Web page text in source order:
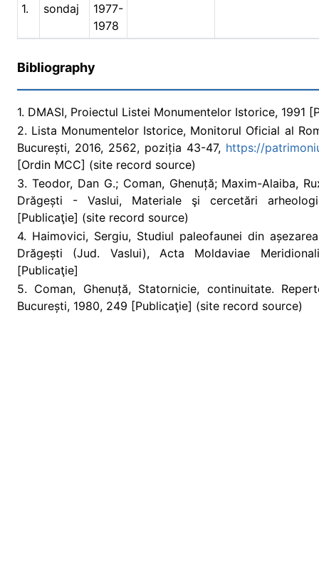
1. sondaj
1977-
1978
Bibliography
1. DMASI, Proiectul Listei Monumentelor Istorice, 1991
2. Lista Monumentelor Istorice, Monitorul Oficial al
București, 2016, 2562, poziția 43-47, https://
[Ordin MCC] (site record source)
3. Teodor, Dan G.; Coman, Ghenuță; Maxim-Alaiba,
Drăgești - Vaslui, Materiale şi cercetări
[Publicaţie] (site record source)
4. Haimovici, Sergiu, Studiul paleofaunei din
Drăgești (Jud. Vaslui), Acta Moldaviae
[Publicaţie]
5. Coman, Ghenuță, Statornicie, continuitate.
București, 1980, 249 [Publicaţie] (site record source)